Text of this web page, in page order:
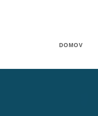
DOMOV